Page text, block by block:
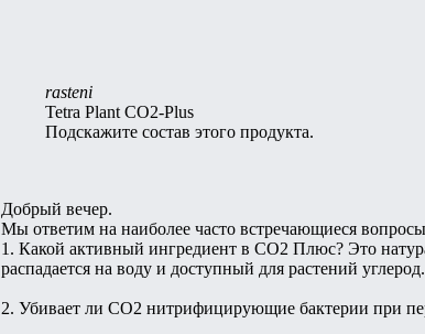
rasteni
Tetra Plant CO2-Plus
Подскажите состав этого продукта.
Добрый вечер.
Мы ответим на наиболее часто встречающиеся
1. Какой активный ингредиент в СО2 Плюс? Это
распадается на воду и доступный для растений углерод.
2. Убивает ли СО2 нитрифицирующие бактерии при